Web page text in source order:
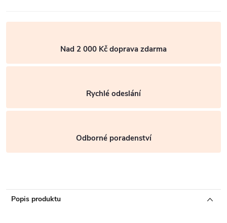
Nad 2 000 Kč doprava zdarma
Rychlé odeslání
Odborné poradenství
Popis produktu